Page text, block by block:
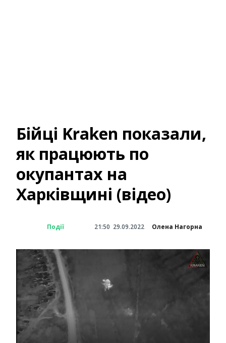
Бійці Kraken показали,
як працюють по
окупантах на
Харківщині (відео)
Події 21:50 29.09.2022 Олена Нагорна